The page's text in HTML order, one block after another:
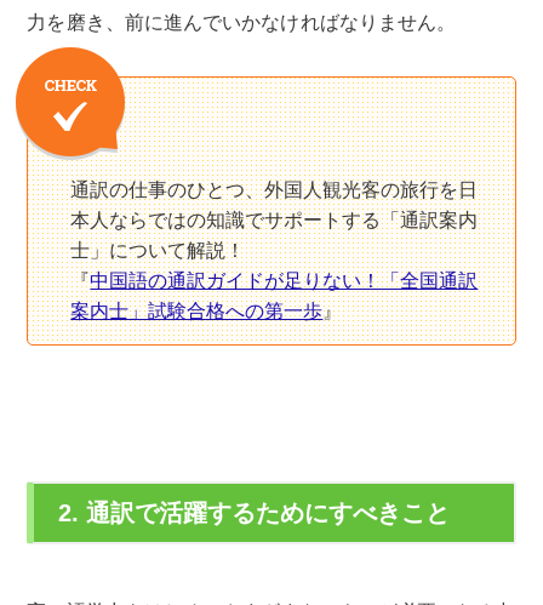
力を磨き、前に進んでいかなければなりません。
通訳の仕事のひとつ、外国人観光客の旅行を日
本人ならではの知識でサポートする「通訳案内
士」について解説！
『中国語の通訳ガイドが足りない！「全国通訳
案内士」試験合格への第一歩』
2. 通訳で活躍するためにすべきこと